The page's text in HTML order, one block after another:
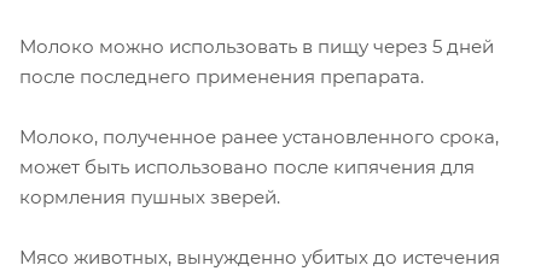
Молоко можно использовать в пищу через 5 дней
после последнего применения препарата.
Молоко, полученное ранее установленного срока,
может быть использовано после кипячения для
кормления пушных зверей.
Мясо животных, вынужденно убитых до истечения